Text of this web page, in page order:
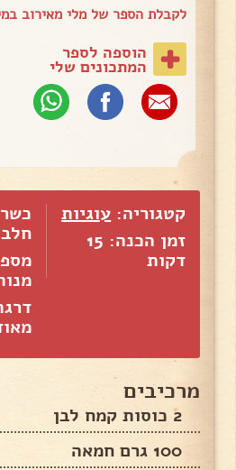
לקבלת הספר של מלי מאירוב
הוספה לספר
המתכונים שלי
קטגוריה: עוגיות
זמן הכנה: 15
דקות
מרכיבים
2 כוסות קמח לבן
100 גרם חמאה